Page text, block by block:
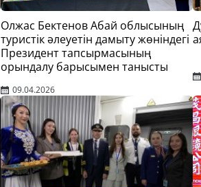
Олжас Бектенов Абай облысының
туристік әлеуетін дамыту жөніндегі
Президент тапсырмасының
орындалу барысымен танысты
09.04.2026